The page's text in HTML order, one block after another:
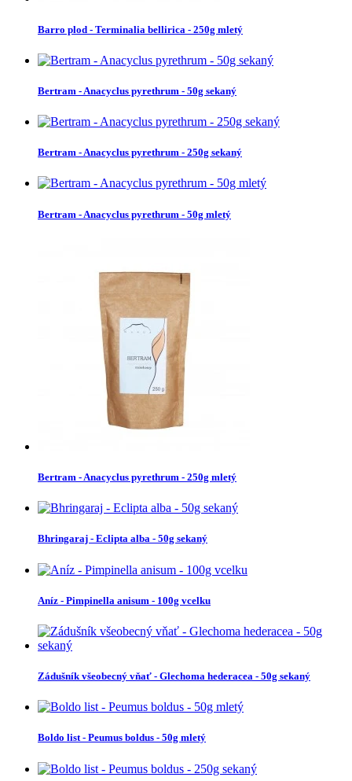
Barro plod - Terminalia bellirica - 250g mletý
Bertram - Anacyclus pyrethrum - 50g sekaný
Bertram - Anacyclus pyrethrum - 250g sekaný
Bertram - Anacyclus pyrethrum - 50g mletý
Bertram - Anacyclus pyrethrum - 250g mletý
Bhringaraj - Eclipta alba - 50g sekaný
Aníz - Pimpinella anisum - 100g vcelku
Zádušník všeobecný vňať - Glechoma hederacea - 50g sekaný
Boldo list - Peumus boldus - 50g mletý